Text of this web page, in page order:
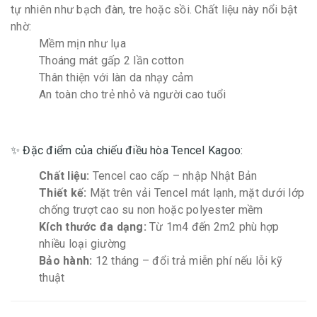
tự nhiên như bạch đàn, tre hoặc sồi. Chất liệu này nổi bật
nhờ:
Mềm mịn như lụa
Thoáng mát gấp 2 lần cotton
Thân thiện với làn da nhạy cảm
An toàn cho trẻ nhỏ và người cao tuổi
✨ Đặc điểm của chiếu điều hòa Tencel Kagoo:
Chất liệu: Tencel cao cấp – nhập Nhật Bản
Thiết kế: Mặt trên vải Tencel mát lạnh, mặt dưới lớp
chống trượt cao su non hoặc polyester mềm
Kích thước đa dạng: Từ 1m4 đến 2m2 phù hợp
nhiều loại giường
Bảo hành: 12 tháng – đổi trả miễn phí nếu lỗi kỹ
thuật